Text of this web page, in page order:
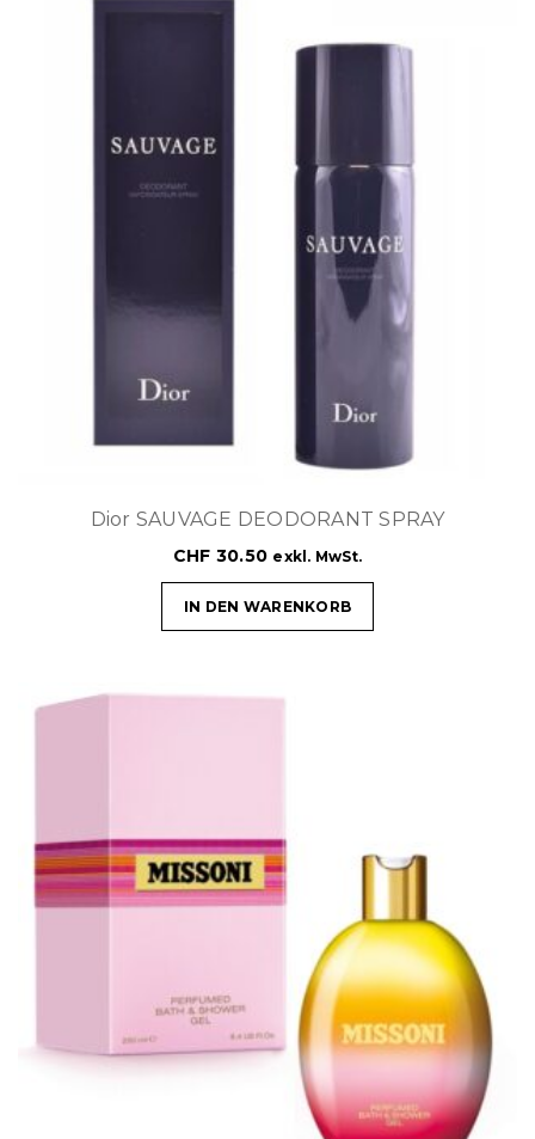
Dior SAUVAGE DEODORANT SPRAY
CHF 30.50 exkl. MwSt.
IN DEN WARENKORB